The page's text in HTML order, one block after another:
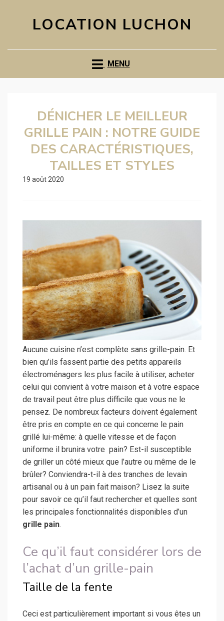
LOCATION LUCHON
MENU
DÉNICHER LE MEILLEUR
GRILLE PAIN : NOTRE GUIDE
DES CARACTÉRISTIQUES,
TAILLES ET STYLES
19 août 2020
Aucune cuisine n’est complète sans grille-pain. Et
bien qu’ils fassent partie des petits appareils
électroménagers les plus facile à utiliser, acheter
celui qui convient à votre maison et à votre espace
de travail peut être plus difficile que vous ne le
pensez. De nombreux facteurs doivent également
être pris en compte en ce qui concerne le pain
grillé lui-même: à quelle vitesse et de façon
uniforme il brunira votre pain? Est-il susceptible
de griller un côté mieux que l’autre ou même de le
brûler? Conviendra-t-il à des tranches de levain
artisanal ou à un pain fait maison? Lisez la suite
pour savoir ce qu’il faut rechercher et quelles sont
les principales fonctionnalités disponibles d’un
grille pain.
Ce qu’il faut considérer lors de
l’achat d’un grille-pain
Taille de la fente
Ceci est particulièrement important si vous êtes un